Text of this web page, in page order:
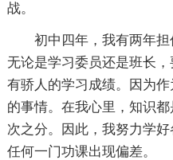
战。
初中四年，我有两年担
无论是学习委员还是班长
有骄人的学习成绩。因为
的事情。在我心里，知识
次之分。因此，我努力学
任何一门功课出现偏差。